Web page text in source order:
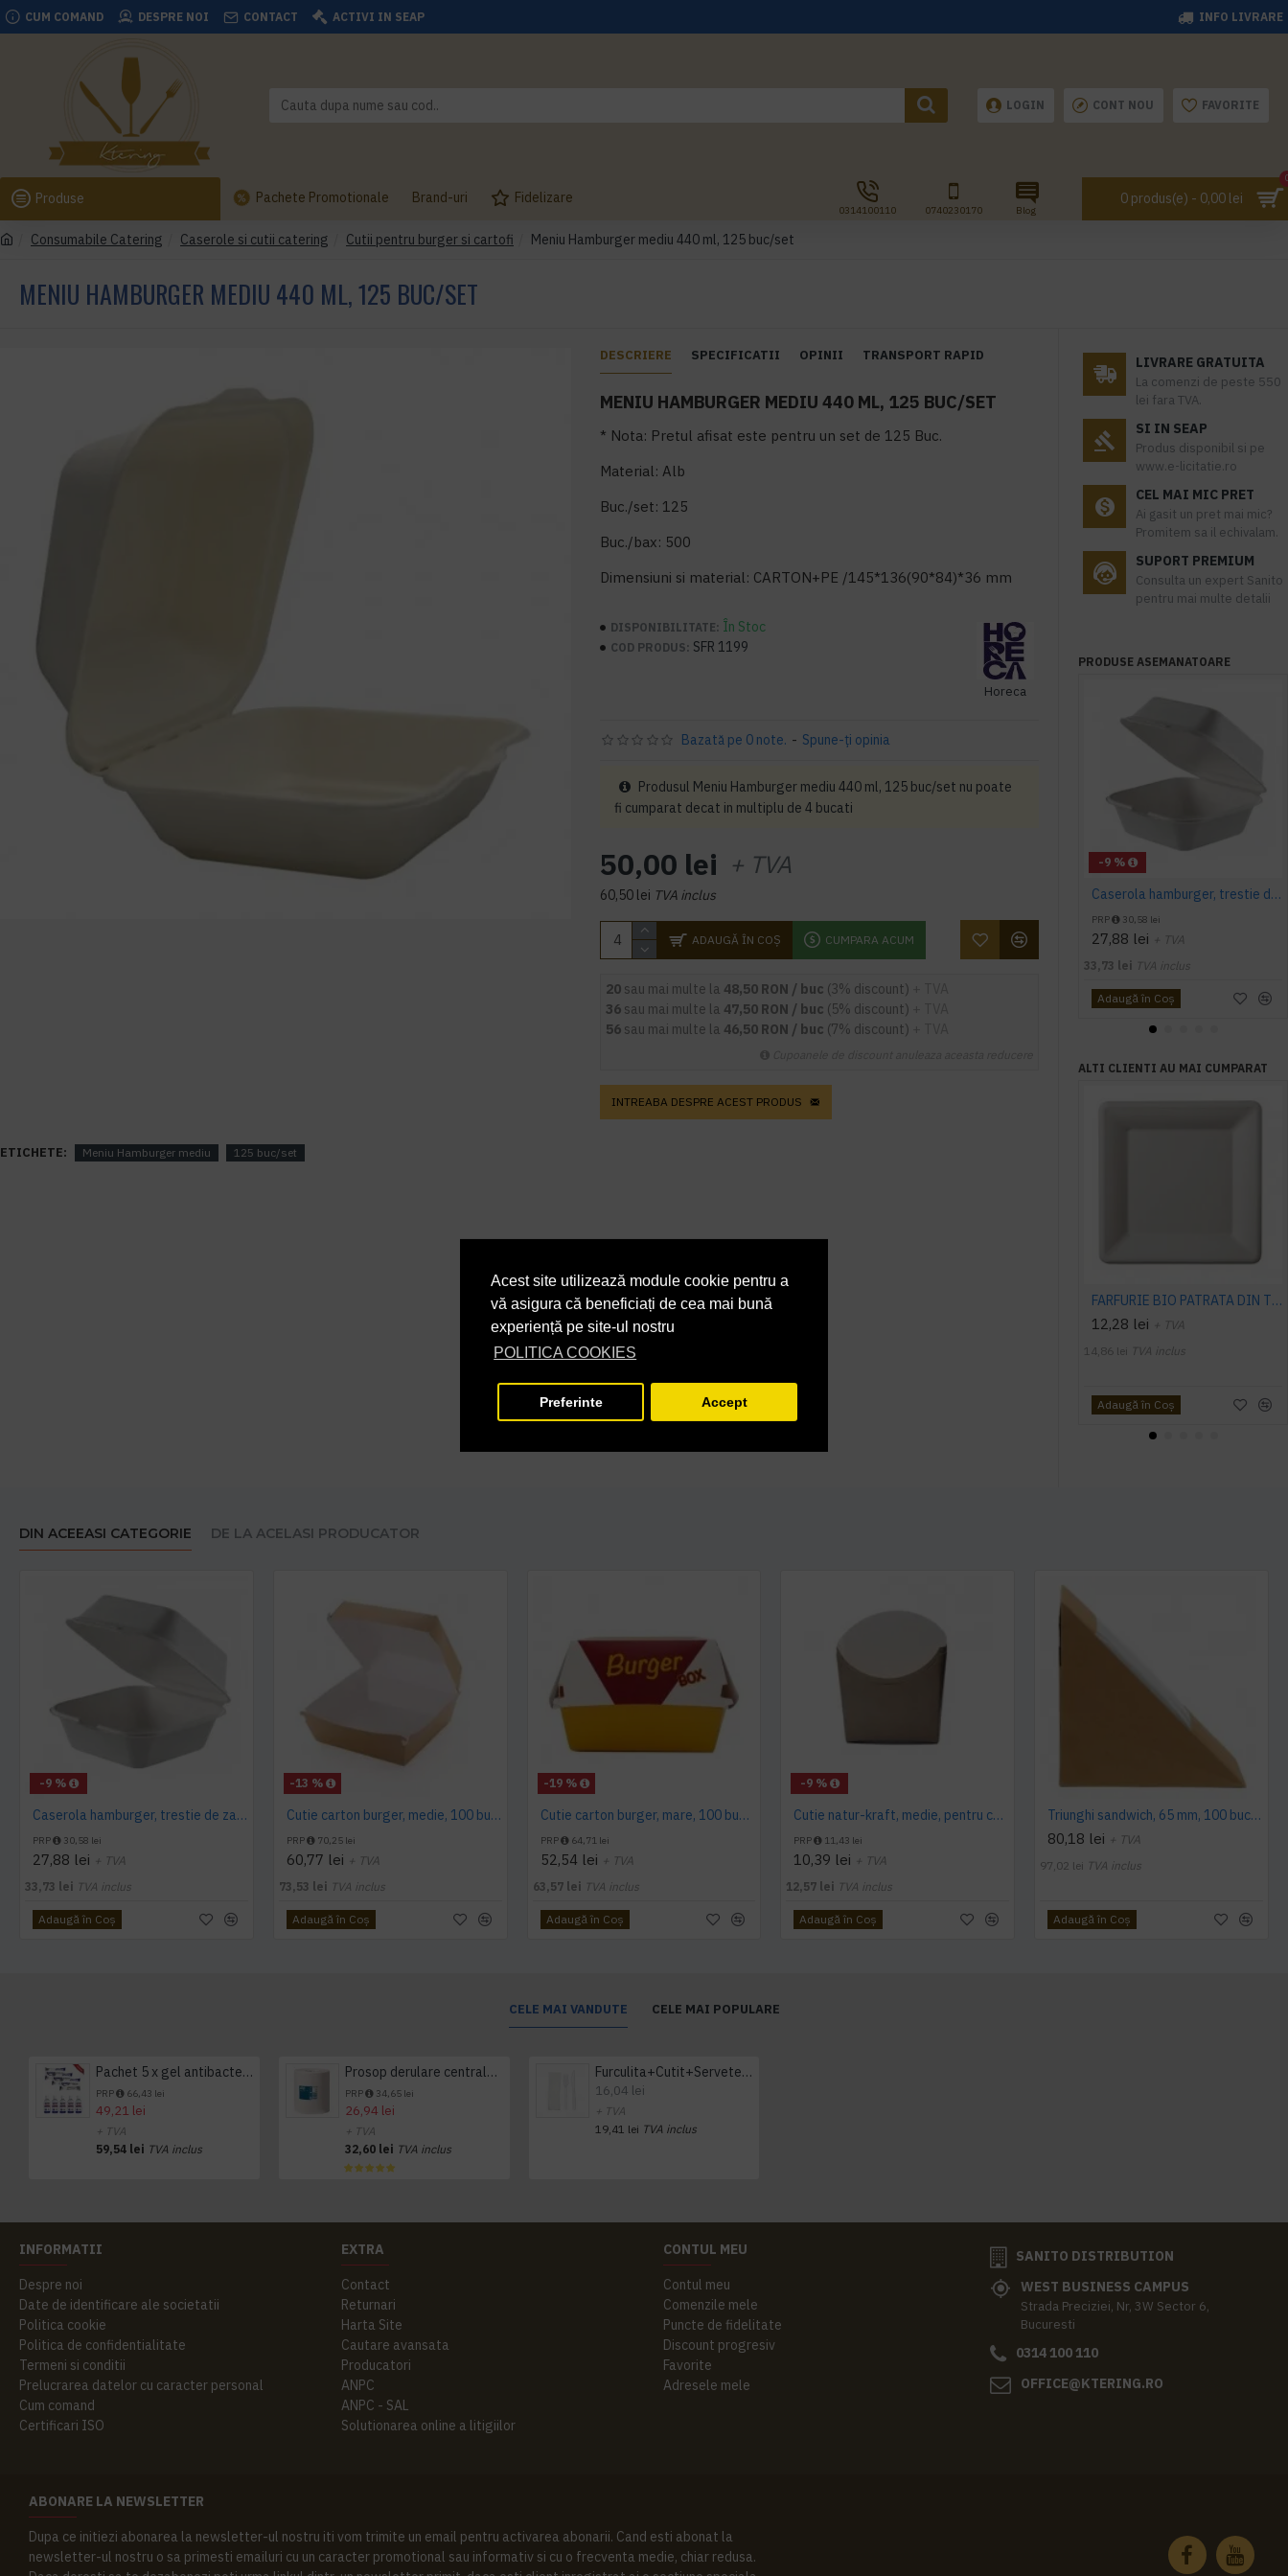
Acest site utilizează module cookie pentru a
vă asigura că beneficiați de cea mai bună
experiență pe site-ul nostru
POLITICA COOKIES
Preferinte Accept
CUM COMAND DESPRE NOI CONTACT ACTIVI IN SEAP INFO LIVRARE
LOGIN CONT NOU FAVORITE
Produse Pachete Promotionale Brand-uri Fidelizare
0314100110 0740230170 Blog
0 produs(e) - 0,00 lei
Consumabile Catering Caserole si cutii catering Cutii pentru burger si cartofi Meniu Hamburger mediu 440 ml, 125 buc/set
MENIU HAMBURGER MEDIU 440 ML, 125 BUC/SET
DESCRIERE SPECIFICATII OPINII TRANSPORT RAPID
MENIU HAMBURGER MEDIU 440 ML, 125 BUC/SET
* Nota: Pretul afisat este pentru un set de 125 Buc.
Material: Alb
Buc./set: 125
Buc./bax: 500
Dimensiuni si material: CARTON+PE /145*136(90*84)*36 mm
DISPONIBILITATE: În Stoc
COD PRODUS: SFR 1199
Horeca
Bazată pe 0 note. - Spune-ţi opinia
50,00 lei + TVA
60,50 lei TVA inclus
ADAUGĂ ÎN COŞ CUMPARA ACUM
Produsul Meniu Hamburger mediu 440 ml, 125 buc/set nu poate
fi cumparat decat in multiplu de 4 bucati
20 sau mai multe la 48,50 RON / buc (3% discount)
36 sau mai multe la 47,50 RON / buc (5% discount)
56 sau mai multe la 46,50 RON / buc (7% discount)
INTREABA DESPRE ACEST PRODUS
ETICHETE: Meniu Hamburger mediu 125 buc/set
LIVRARE GRATUITA
La comenzi de peste 550
lei fara TVA.
SI IN SEAP
Produs disponibil si pe
www.e-licitatie.ro
CEL MAI MIC PRET
Ai gasit un pret mai mic?
Promitem sa il echivalam.
SUPORT PREMIUM
Consulta un expert Sanito
pentru mai multe detalii
PRODUSE ASEMANATOARE
-9 %
Caserola hamburger, trestie de zahar, 15*15 cm, 50 buc/set
PRP 30,58 lei
27,88 lei + TVA
33,73 lei TVA inclus
Adaugă în Coş
ALTI CLIENTI AU MAI CUMPARAT
FARFURIE BIO PATRATA DIN TRESTIE DE ZAHAR 15 cm 50 buc/ set
12,28 lei + TVA
14,86 lei TVA inclus
Adaugă în Coş
DIN ACEEASI CATEGORIE DE LA ACELASI PRODUCATOR
-9 %
Caserola hamburger, trestie de zahar, 15*15 cm, 50 buc/set
PRP 30,58 lei
27,88 lei + TVA
33,73 lei TVA inclus
Adaugă în Coş
-13 %
Cutie carton burger, medie, 100 buc/set
PRP 70,25 lei
60,77 lei + TVA
73,53 lei TVA inclus
Adaugă în Coş
-19 %
Cutie carton burger, mare, 100 buc/set
PRP 64,71 lei
52,54 lei + TVA
63,57 lei TVA inclus
Adaugă în Coş
-9 %
Cutie natur-kraft, medie, pentru cartofi prajiti, 108x94mm, 50 buc/set, 20 set/bax
PRP 11,43 lei
10,39 lei + TVA
12,57 lei TVA inclus
Adaugă în Coş
Triunghi sandwich, 65 mm, 100 buc/set
80,18 lei + TVA
97,02 lei TVA inclus
Adaugă în Coş
CELE MAI VANDUTE CELE MAI POPULARE
Pachet 5 x gel antibacterian 50ml si 3 x Servetele antibacteriene 48 buc Hygienium
PRP 66,43 lei
49,21 lei
+ TVA
59,54 lei TVA inclus
Prosop derulare centrala 1 pliu, 300 m Tork
PRP 34,65 lei
26,94 lei
+ TVA
32,60 lei TVA inclus
Furculita+Cutit+Servetel 100buc/set
16,04 lei
+ TVA
19,41 lei TVA inclus
INFORMATII
Despre noi
Date de identificare ale societatii
Politica cookie
Politica de confidentialitate
Termeni si conditii
Prelucrarea datelor cu caracter personal
Cum comand
Certificari ISO
EXTRA
Contact
Returnari
Harta Site
Cautare avansata
Producatori
ANPC
ANPC - SAL
Solutionarea online a litigiilor
CONTUL MEU
Contul meu
Comenzile mele
Puncte de fidelitate
Discount progresiv
Favorite
Adresele mele
SANITO DISTRIBUTION
WEST BUSINESS CAMPUS
Strada Preciziei, Nr, 3W Sector 6,
Bucuresti
0314 100 110
OFFICE@KTERING.RO
ABONARE LA NEWSLETTER
Dupa ce initiezi abonarea la newsletter-ul nostru iti vom trimite un email pentru activarea abonarii. Cand esti abonat la
newsletter-ul nostru o sa primesti emailuri cu un caracter promotional sau informativ si cu o frecventa medie, chiar redusa.